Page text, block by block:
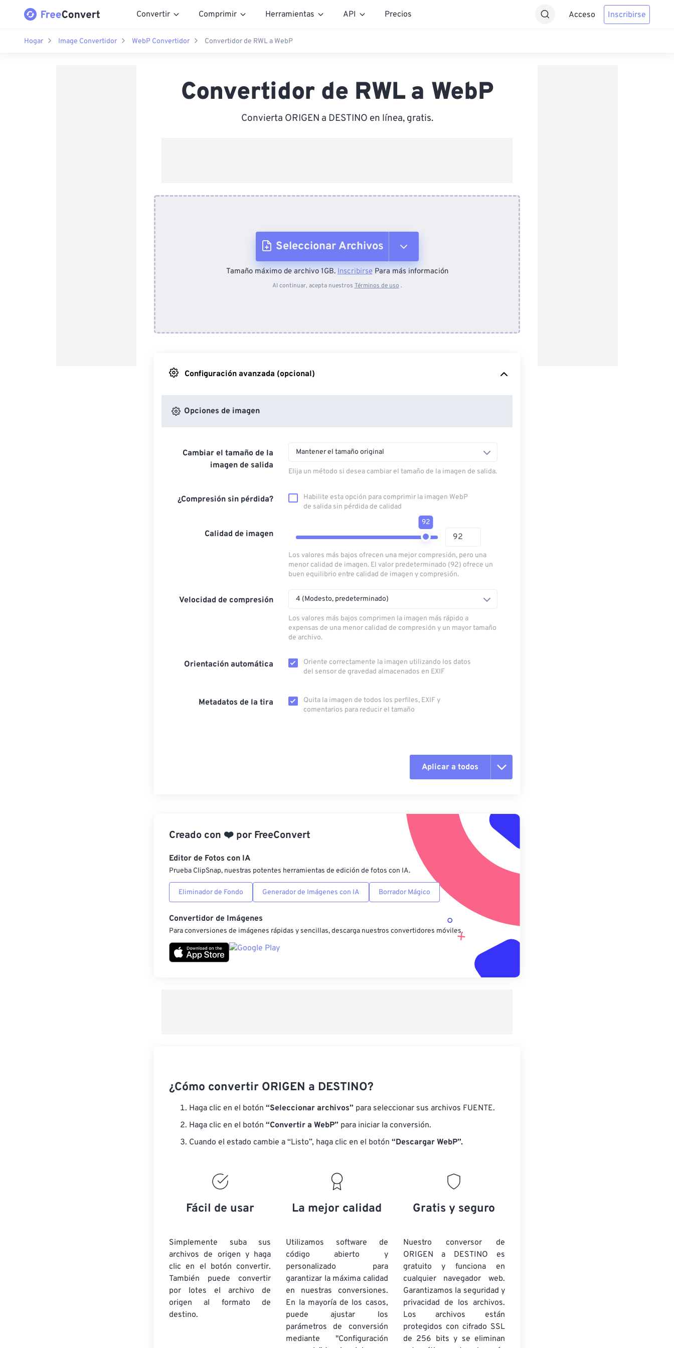
Convertir Comprimir Herramientas API Precios Acceso Inscribirse
Hogar Image Convertidor WebP Convertidor Convertidor de RWL a WebP
Convertidor de RWL a WebP
Convierta ORIGEN a DESTINO en línea, gratis.
Seleccionar Archivos
Desde el dispositivo
Tamaño máximo de archivo 1GB.InscribirsePara más información
Al continuar, acepta nuestros Términos de uso .
Configuración avanzada (opcional)
Opciones de imagen
Cambiar el tamaño de la
imagen de salida
Mantener el tamaño original
Elija un método si desea cambiar el tamaño de la imagen de salida.
¿Compresión sin pérdida?
Habilite esta opción para comprimir la imagen WebP
de salida sin pérdida de calidad
Calidad de imagen
92
Los valores más bajos ofrecen una mejor compresión, pero una
menor calidad de imagen. El valor predeterminado (92) ofrece un
buen equilibrio entre calidad de imagen y compresión.
Velocidad de compresión 4 (Modesto, predeterminado)
Los valores más bajos comprimen la imagen más rápido a
expensas de una menor calidad de compresión y un mayor tamaño
de archivo.
Orientación automática
Oriente correctamente la imagen utilizando los datos
del sensor de gravedad almacenados en EXIF
Metadatos de la tira
Quita la imagen de todos los perfiles, EXIF ​​y
comentarios para reducir el tamaño
Aplicar a todos
Aplicar desde el ajuste preestablecido
Guardar como preestablecido
Creado con ❤️ por FreeConvert
Editor de Fotos con IA
Prueba ClipSnap, nuestras potentes herramientas de edición de fotos con IA.
Eliminador de Fondo Generador de Imágenes con IA Borrador Mágico
Convertidor de Imágenes
Para conversiones de imágenes rápidas y sencillas, descarga nuestros convertidores móviles.
¿Cómo convertir ORIGEN a DESTINO?
Haga clic en el botón “Seleccionar archivos” para seleccionar sus archivos FUENTE.
Haga clic en el botón “Convertir a WebP” para iniciar la conversión.
Cuando el estado cambie a “Listo”, haga clic en el botón “Descargar WebP”.
Fácil de usar
Simplemente suba sus
archivos de origen y haga
clic en el botón convertir.
También puede convertir
por lotesel archivo de
origen al formato de
destino.
La mejor calidad
Utilizamos software de
código abierto y
personalizado para
garantizar la máxima calidad
en nuestras conversiones.
En la mayoría de los casos,
puede ajustar los
parámetros de conversión
mediante "Configuración
Gratis y seguro
Nuestro conversor de
ORIGEN a DESTINO es
gratuito y funciona en
cualquier navegador web.
Garantizamos la seguridad y
privacidad de los archivos.
Los archivos están
protegidos con cifrado SSL
de 256 bits y se eliminan